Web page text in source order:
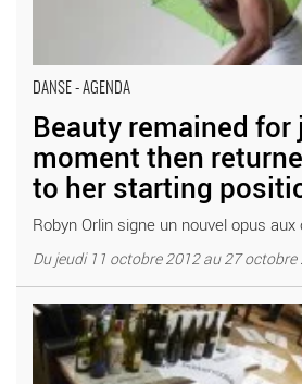
DANSE - AGENDA
Beauty remained for
moment then
to her starting
Robyn Orlin signe un nouvel opus aux
Du jeudi 11 octobre 2012 au 27 octobre
Les héros de la pensée par Massimo
Ribaupierre - Critique sortie Théâtre
Internationale